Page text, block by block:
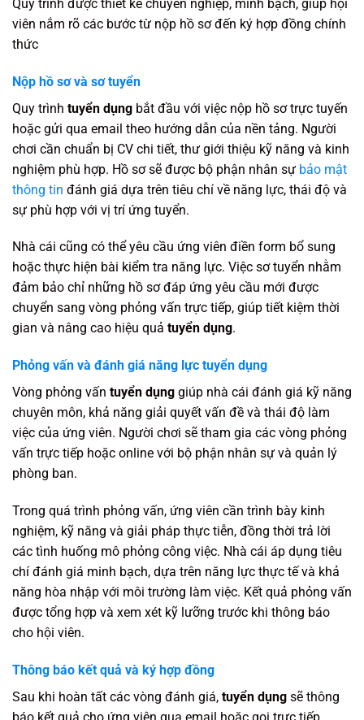
Quy trình được thiết kế chuyên nghiệp, minh bạch, giúp hội
viên nắm rõ các bước từ nộp hồ sơ đến ký hợp đồng chính
thức
Nộp hồ sơ và sơ tuyển
Quy trình tuyển dụng bắt đầu với việc nộp hồ sơ trực tuyến
hoặc gửi qua email theo hướng dẫn của nền tảng. Người
chơi cần chuẩn bị CV chi tiết, thư giới thiệu kỹ năng và kinh
nghiệm phù hợp. Hồ sơ sẽ được bộ phận nhân sự bảo mật
thông tin đánh giá dựa trên tiêu chí về năng lực, thái độ và
sự phù hợp với vị trí ứng tuyển.
Nhà cái cũng có thể yêu cầu ứng viên điền form bổ sung
hoặc thực hiện bài kiểm tra năng lực. Việc sơ tuyển nhằm
đảm bảo chỉ những hồ sơ đáp ứng yêu cầu mới được
chuyển sang vòng phỏng vấn trực tiếp, giúp tiết kiệm thời
gian và nâng cao hiệu quả tuyển dụng.
Phỏng vấn và đánh giá năng lực tuyển dụng
Vòng phỏng vấn tuyển dụng giúp nhà cái đánh giá kỹ năng
chuyên môn, khả năng giải quyết vấn đề và thái độ làm
việc của ứng viên. Người chơi sẽ tham gia các vòng phỏng
vấn trực tiếp hoặc online với bộ phận nhân sự và quản lý
phòng ban.
Trong quá trình phỏng vấn, ứng viên cần trình bày kinh
nghiệm, kỹ năng và giải pháp thực tiễn, đồng thời trả lời
các tình huống mô phỏng công việc. Nhà cái áp dụng tiêu
chí đánh giá minh bạch, dựa trên năng lực thực tế và khả
năng hòa nhập với môi trường làm việc. Kết quả phỏng vấn
được tổng hợp và xem xét kỹ lưỡng trước khi thông báo
cho hội viên.
Thông báo kết quả và ký hợp đồng
Sau khi hoàn tất các vòng đánh giá, tuyển dụng sẽ thông